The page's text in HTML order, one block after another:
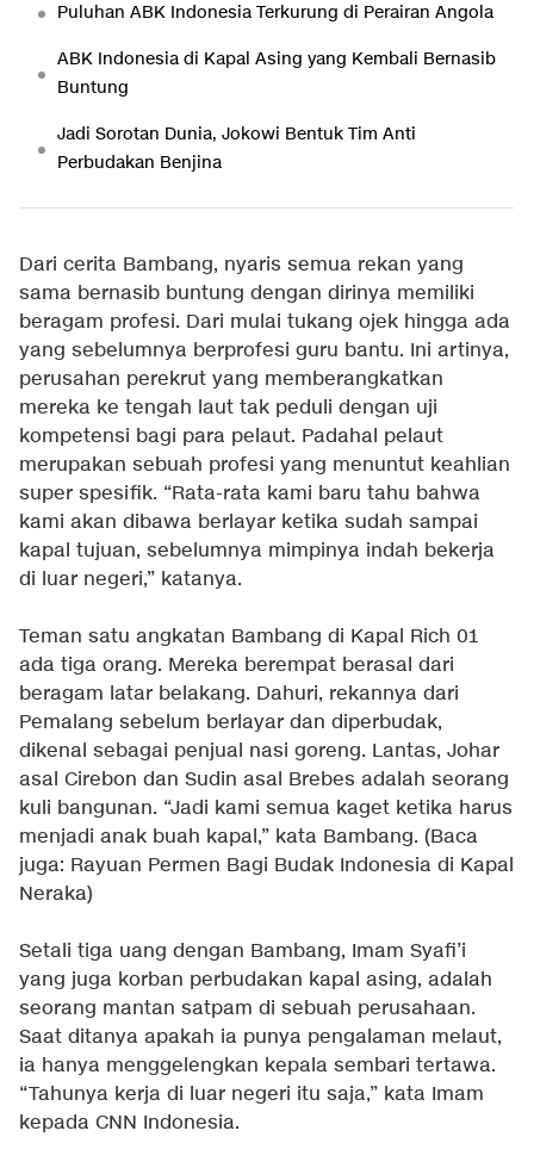
Puluhan ABK Indonesia Terkurung di Perairan Angola
ABK Indonesia di Kapal Asing yang Kembali Bernasib
Buntung
Jadi Sorotan Dunia, Jokowi Bentuk Tim Anti
Perbudakan Benjina
Dari cerita Bambang, nyaris semua rekan yang
sama bernasib buntung dengan dirinya memiliki
beragam profesi. Dari mulai tukang ojek hingga ada
yang sebelumnya berprofesi guru bantu. Ini artinya,
perusahan perekrut yang memberangkatkan
mereka ke tengah laut tak peduli dengan uji
kompetensi bagi para pelaut. Padahal pelaut
merupakan sebuah profesi yang menuntut keahlian
super spesifik. “Rata-rata kami baru tahu bahwa
kami akan dibawa berlayar ketika sudah sampai
kapal tujuan, sebelumnya mimpinya indah bekerja
di luar negeri,” katanya.
Teman satu angkatan Bambang di Kapal Rich 01
ada tiga orang. Mereka berempat berasal dari
beragam latar belakang. Dahuri, rekannya dari
Pemalang sebelum berlayar dan diperbudak,
dikenal sebagai penjual nasi goreng. Lantas, Johar
asal Cirebon dan Sudin asal Brebes adalah seorang
kuli bangunan. “Jadi kami semua kaget ketika harus
menjadi anak buah kapal,” kata Bambang. (Baca
juga: Rayuan Permen Bagi Budak Indonesia di Kapal
Neraka)
Setali tiga uang dengan Bambang, Imam Syafi’i
yang juga korban perbudakan kapal asing, adalah
seorang mantan satpam di sebuah perusahaan.
Saat ditanya apakah ia punya pengalaman melaut,
ia hanya menggelengkan kepala sembari tertawa.
“Tahunya kerja di luar negeri itu saja,” kata Imam
kepada CNN Indonesia.